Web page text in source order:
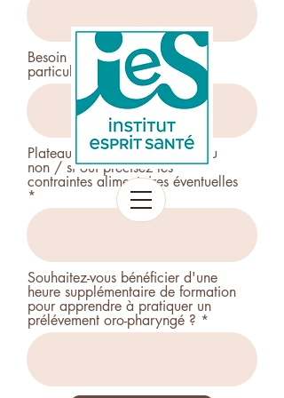
Besoin d'aménagements
particuliers ? si oui, précisez
Plateau-repas ? Indiquez oui ou
non / si oui précisez les
contraintes alimentaires éventuelles
Souhaitez-vous bénéficier d'une
heure supplémentaire de formation
pour apprendre à pratiquer un
prélévement oro-pharyngé ?